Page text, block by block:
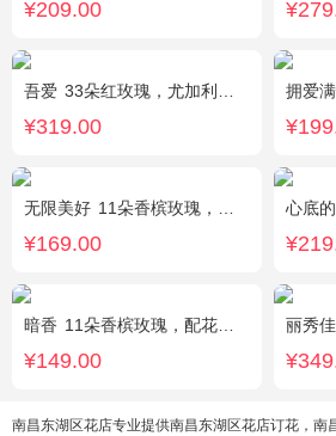
¥209.00
吾爱 33朵红玫瑰，尤加利绿叶搭配
¥319.00
拥爱
无限美好 11朵香槟玫瑰，桔梗、小花、绿叶搭配
¥169.00
心底
暗香 11朵香槟玫瑰，配花、绿叶搭配
¥149.00
丽秀
南昌东湖区花店专业提供南昌东湖区花店订花，南